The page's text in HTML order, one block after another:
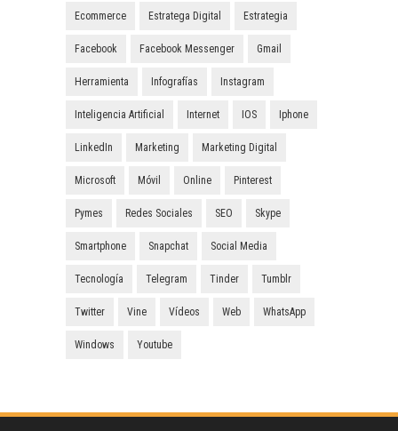
Ecommerce Estratega Digital Estrategia
Facebook Facebook Messenger Gmail
Herramienta Infografías Instagram
Inteligencia Artificial Internet IOS Iphone
LinkedIn Marketing Marketing Digital
Microsoft Móvil Online Pinterest
Pymes Redes Sociales SEO Skype
Smartphone Snapchat Social Media
Tecnología Telegram Tinder Tumblr
Twitter Vine Vídeos Web WhatsApp
Windows Youtube